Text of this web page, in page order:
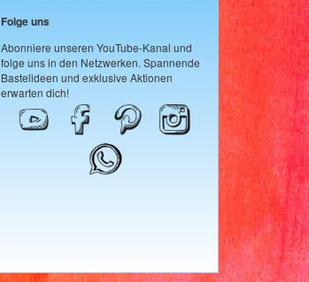
Folge uns
Abonniere unseren YouTube-Kanal und
folge uns in den Netzwerken. Spannende
Bastelideen und exklusive Aktionen
erwarten dich!